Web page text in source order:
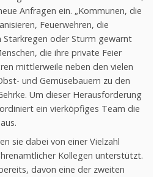
Anfragen ein. „Kommunen, die
Feuerwehren, die
oder Sturm gewarnt
die ihre private Feier
mittlerweile neben den vielen
und Gemüsebauern zu den
Um dieser Herausforderung
ein vierköpfiges Team die
sie dabei von einer Vielzahl
Kollegen unterstützt.
davon eine der zweiten